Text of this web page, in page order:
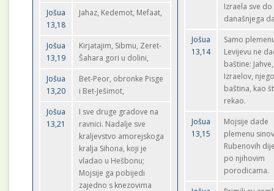
Jošua
13,18
Jahaz, Kedemot, Mefaat,
Jošua
13,19
Kirjatajim, Sibmu, Zeret-
Šahara gori u dolini,
Jošua
13,20
Bet-Peor, obronke Pisge
i Bet-Ješimot,
Jošua
13,21
I sve druge gradove na
ravnici. Nadalje sve
kraljevstvo amorejskoga
kralja Sihona, koji je
vladao u Hešbonu;
Mojsije ga pobijedi
zajedno s knezovima
Izraela sve do
današnjega
Jošua
13,14
Samo
Levijevu ne
baštine:
Izraelov,
baština, kao
rekao.
Jošua
13,15
Mojsije dade
plemenu
Rubenovih
po njihovim
porodicama.